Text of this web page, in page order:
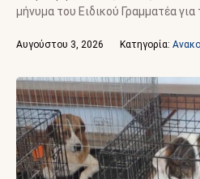
μήνυμα του Ειδικού Γραμματέα για
Αυγούστου 3, 2026 Κατηγορία: